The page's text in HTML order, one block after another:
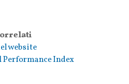
website
Index